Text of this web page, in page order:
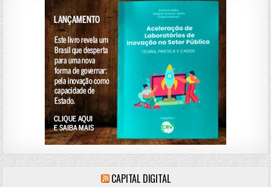
CAPITAL DIGITAL